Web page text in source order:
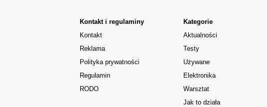
Kontakt i regulaminy
Kontakt
Reklama
Polityka prywatności
Regulamin
RODO
Kategorie
Aktualności
Testy
Używane
Elektronika
Warsztat
Jak to działa